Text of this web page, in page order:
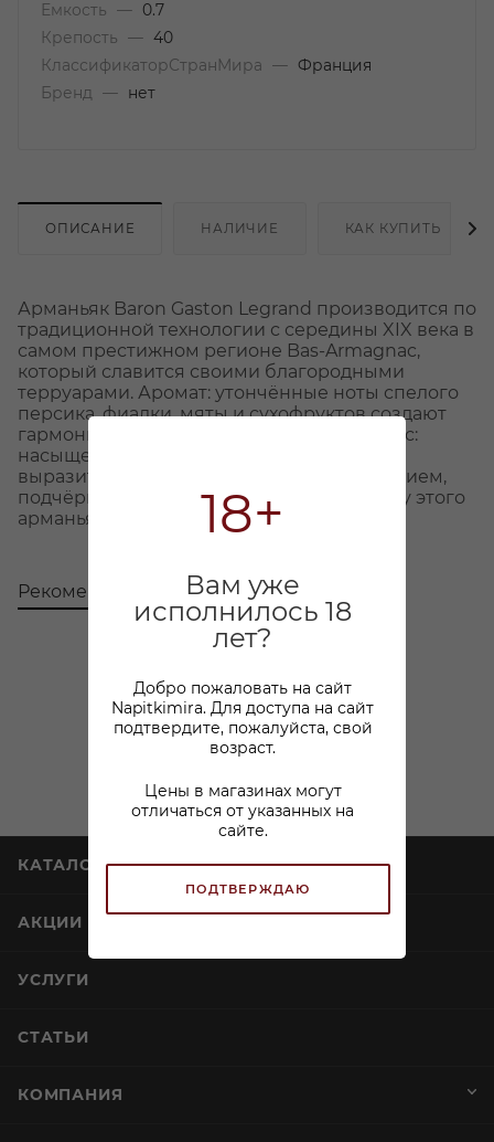
18+
Вам уже
исполнилось 18
лет?
Добро пожаловать на сайт
Napitkimira. Для доступа на сайт
подтвердите, пожалуйста, свой
возраст.
Цены в магазинах могут
отличаться от указанных на
сайте.
ПОДТВЕРЖДАЮ
Емкость
—
0.7
Крепость
— 40
КлассификаторСтранМира
— Франция
Бренд
— нет
ОПИСАНИЕ НАЛИЧИЕ КАК КУПИТЬ
Арманьяк Baron Gaston Legrand производится по
традиционной технологии с середины XIX века в
самом престижном регионе Bas-Armagnac,
который славится своими благородными
терруарами. Аромат: утончённые ноты спелого
персика, фиалки, мяты и сухофруктов создают
гармоничный и многослойный букет. Вкус:
насыщенный, полнотелый и тёплый, с
выразительным согревающим послевкусием,
подчёркивающим элегантность и глубину этого
арманьяка.
Рекомендуем С этим товаром покупают